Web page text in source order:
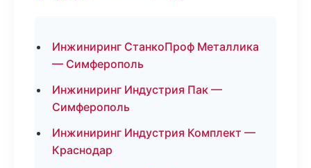
Инжиниринг СтанкоПроф Металлика
— Симферополь
Инжиниринг Индустрия Пак —
Симферополь
Инжиниринг Индустрия Комплект —
Краснодар